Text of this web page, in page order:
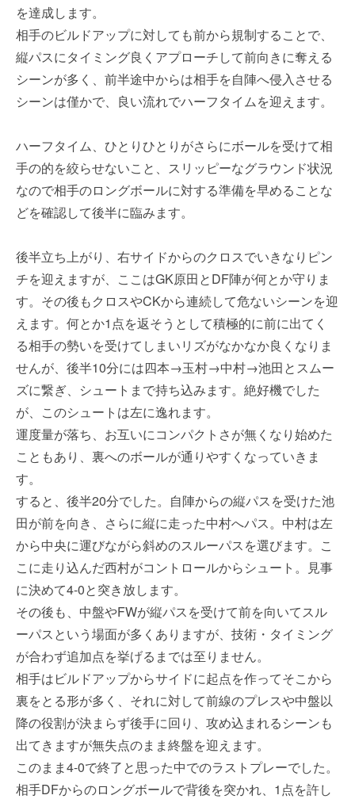
を達成します。
相手のビルドアップに対しても前から規制することで、
縦パスにタイミング良くアプローチして前向きに奪える
シーンが多く、前半途中からは相手を自陣へ侵入させる
シーンは僅かで、良い流れでハーフタイムを迎えます。
ハーフタイム、ひとりひとりがさらにボールを受けて相
手の的を絞らせないこと、スリッピーなグラウンド状況
なので相手のロングボールに対する準備を早めることな
どを確認して後半に臨みます。
後半立ち上がり、右サイドからのクロスでいきなりピン
チを迎えますが、ここはGK原田とDF陣が何とか守りま
す。その後もクロスやCKから連続して危ないシーンを迎
えます。何とか1点を返そうとして積極的に前に出てく
る相手の勢いを受けてしまいリズがなかなか良くなりま
せんが、後半10分には四本→玉村→中村→池田とスムー
ズに繋ぎ、シュートまで持ち込みます。絶好機でした
が、このシュートは左に逸れます。
運度量が落ち、お互いにコンパクトさが無くなり始めた
こともあり、裏へのボールが通りやすくなっていきま
す。
すると、後半20分でした。自陣からの縦パスを受けた池
田が前を向き、さらに縦に走った中村へパス。中村は左
から中央に運びながら斜めのスルーパスを選びます。こ
こに走り込んだ西村がコントロールからシュート。見事
に決めて4-0と突き放します。
その後も、中盤やFWが縦パスを受けて前を向いてスル
ーパスという場面が多くありますが、技術・タイミング
が合わず追加点を挙げるまでは至りません。
相手はビルドアップからサイドに起点を作ってそこから
裏をとる形が多く、それに対して前線のプレスや中盤以
降の役割が決まらず後手に回り、攻め込まれるシーンも
出てきますが無失点のまま終盤を迎えます。
このまま4-0で終了と思った中でのラストプレーでした。
相手DFからのロングボールで背後を突かれ、1点を許し